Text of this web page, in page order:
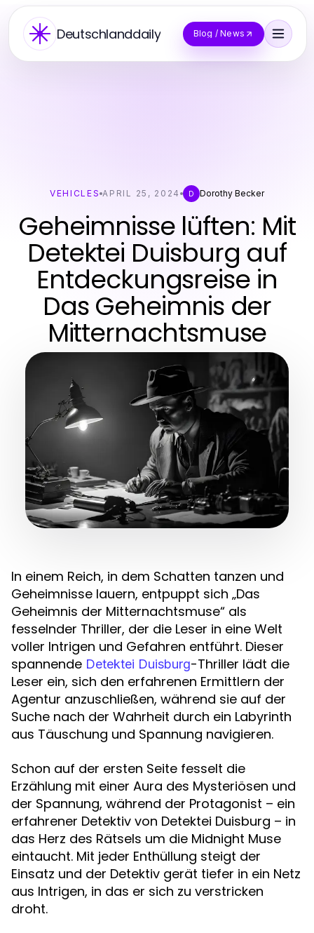
Deutschlanddaily Blog / News
VEHICLES APRIL 25, 2024 D Dorothy Becker
Geheimnisse lüften: Mit
Detektei Duisburg auf
Entdeckungsreise in
Das Geheimnis der
Mitternachtsmuse
In einem Reich, in dem Schatten tanzen und
Geheimnisse lauern, entpuppt sich „Das
Geheimnis der Mitternachtsmuse“ als
fesselnder Thriller, der die Leser in eine Welt
voller Intrigen und Gefahren entführt. Dieser
spannende Detektei Duisburg-Thriller lädt die
Leser ein, sich den erfahrenen Ermittlern der
Agentur anzuschließen, während sie auf der
Suche nach der Wahrheit durch ein Labyrinth
aus Täuschung und Spannung navigieren.
Schon auf der ersten Seite fesselt die
Erzählung mit einer Aura des Mysteriösen und
der Spannung, während der Protagonist – ein
erfahrener Detektiv von Detektei Duisburg – in
das Herz des Rätsels um die Midnight Muse
eintaucht. Mit jeder Enthüllung steigt der
Einsatz und der Detektiv gerät tiefer in ein Netz
aus Intrigen, in das er sich zu verstricken
droht.